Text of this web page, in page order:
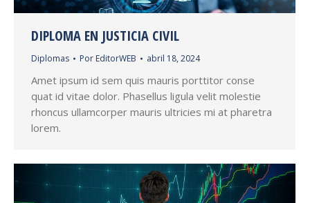
DIPLOMA EN JUSTICIA CIVIL
Diplomas Por EditorWEB abril 18, 2024
Amet ipsum id sem quis mauris porttitor conse
quat id vitae dolor. Phasellus ligula velit molestie
rhoncus ullamcorper mauris ultricies mi at pharetra
lorem.